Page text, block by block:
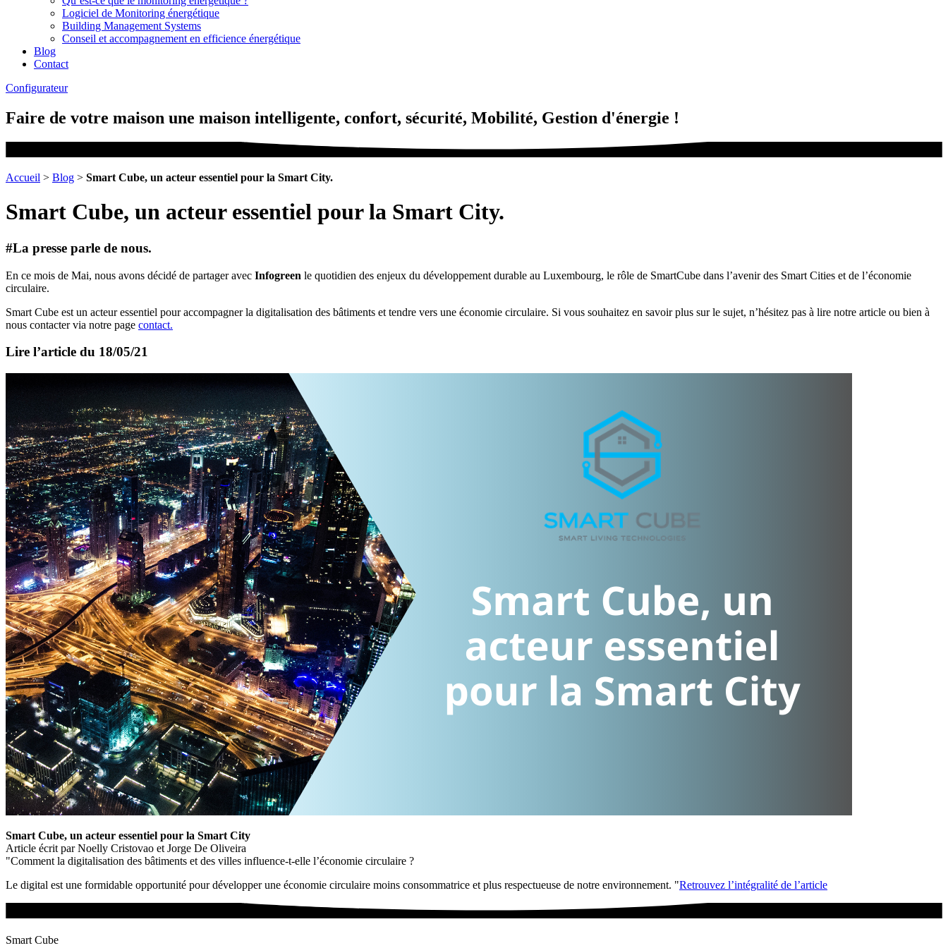
Logiciel de Monitoring énergétique
Building Management Systems
Conseil et accompagnement en efficience énergétique
Blog
Contact
Configurateur
Faire de votre maison une maison intelligente, confort, sécurité, Mobilité, Gestion d'énergie !
Accueil > Blog > Smart Cube, un acteur essentiel pour la Smart City.
Smart Cube, un acteur essentiel pour la Smart City.
#La presse parle de nous.
En ce mois de Mai, nous avons décidé de partager avec Infogreen le quotidien des enjeux du développement durable au Luxembourg, le rôle de SmartCube dans l’avenir des Smart Cities et de l’économie
circulaire.
Smart Cube est un acteur essentiel pour accompagner la digitalisation des bâtiments et tendre vers une économie circulaire. Si vous souhaitez en savoir plus sur le sujet, n’hésitez pas à lire notre article ou bien à
nous contacter via notre page contact.
Lire l’article du 18/05/21
Smart Cube, un acteur essentiel pour la Smart City
Article écrit par Noelly Cristovao et Jorge De Oliveira
"Comment la digitalisation des bâtiments et des villes influence-t-elle l’économie circulaire ?
Le digital est une formidable opportunité pour développer une économie circulaire moins consommatrice et plus respectueuse de notre environnement. "Retrouvez l’intégralité de l’article
Smart Cube